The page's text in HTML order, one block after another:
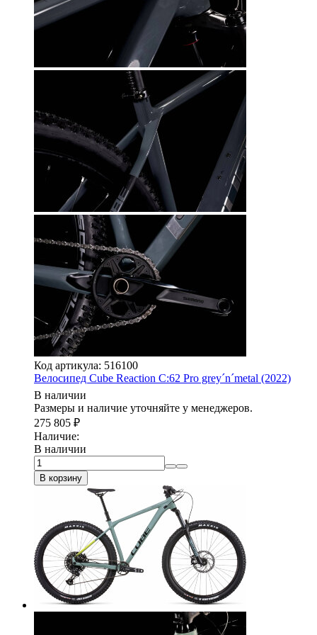
Код артикула: 516100
Велосипед Cube Reaction C:62 Pro grey´n´metal (2022)
В наличии
Размеры и наличие уточняйте у менеджеров.
275 805 ₽
Наличие:
В наличии
В корзину